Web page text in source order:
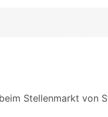
Stellenmarkt von